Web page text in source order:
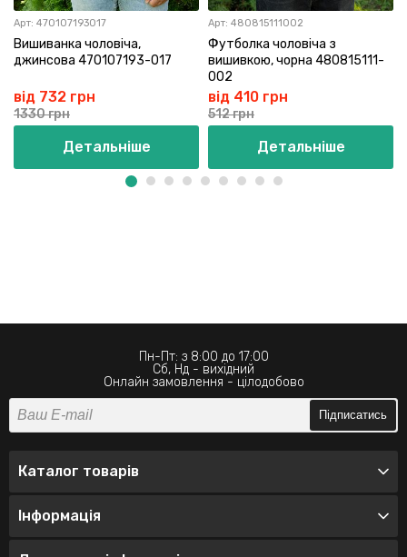
Арт: 470107193017
Вишиванка чоловіча,
джинсова 470107193-017
від 732 грн
1330 грн
Детальніше
Арт: 480815111002
Футболка чоловіча з
вишивкою, чорна 480815111-
002
від 410 грн
512 грн
Детальніше
Пн-Пт: з 8:00 до 17:00
Сб, Нд - вихідний
Онлайн замовлення - цілодобово
Підписатись
Каталог товарів
Інформація